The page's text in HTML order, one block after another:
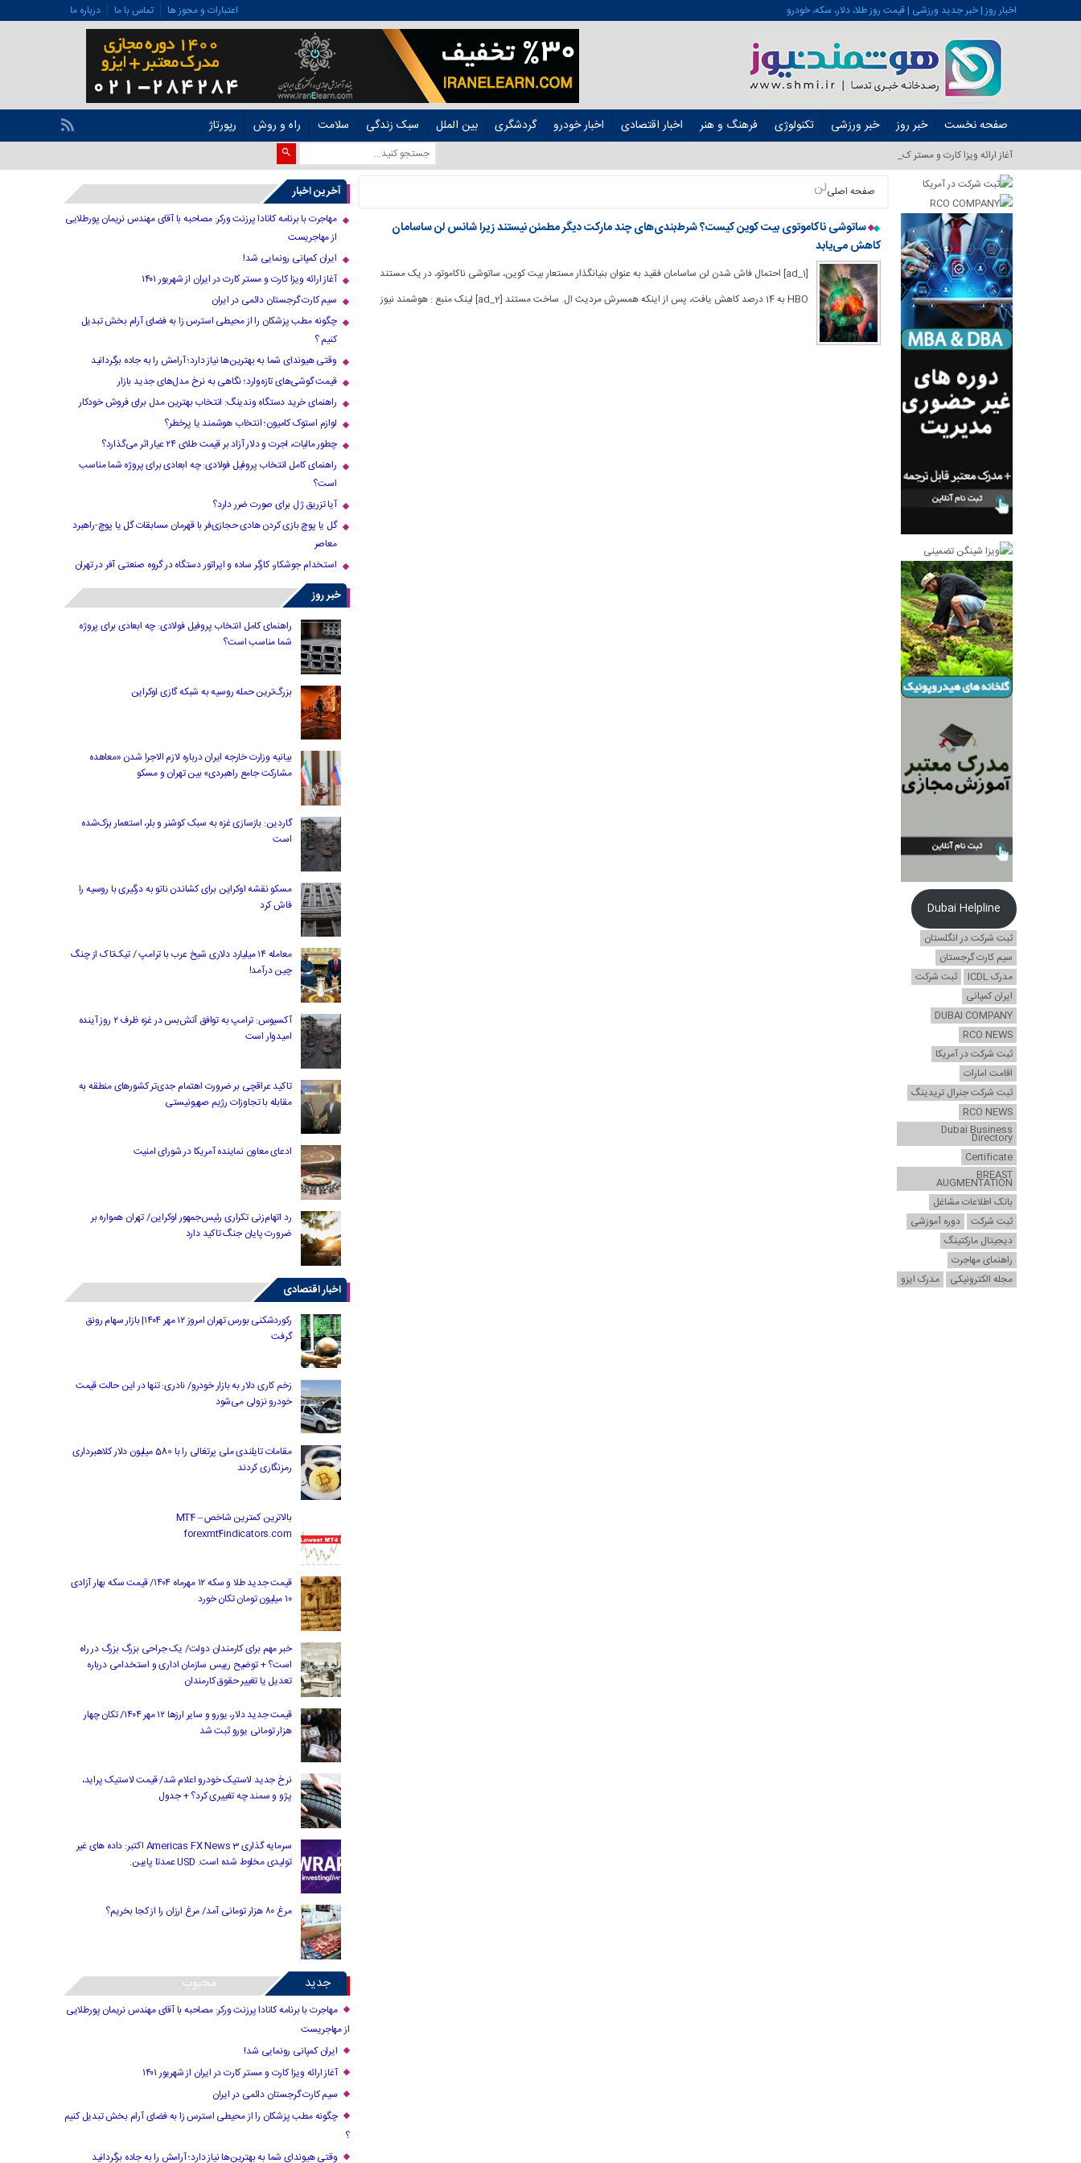
اخبار روز | خبر جدید ورزشی | قیمت روز طلا، دلار، سکه، خودرو اعتبارات و مجوز ها تماس با ما درباره ما
صفحه نخست خبر روز خبر ورزشی تکنولوژی فرهنگ و هنر اخبار اقتصادی اخبار خودرو گردشگری بین الملل سبک زندگی سلامت راه و روش رپورتاژ
آغاز ارائه ویزا کارت و مستر کارت در ایر_
صفحه اصلیلن
ساتوشی ناکاموتوی بیت کوین کیست؟ شرط‌بندی‌های چند مارکت دیگر مطمئن نیستند زیرا شانس لن ساسامان
کاهش می‌یابد
[ad_1] احتمال فاش شدن لن ساسامان فقید به عنوان بنیانگذار مستعار بیت کوین، ساتوشی ناکاموتو، در یک مستند
HBO به 14 درصد کاهش یافت، پس از اینکه همسرش مردیث ال. ساخت مستند [ad_2] لینک منبع : هوشمند نیوز
Dubai Helpline
ثبت شرکت در انگلستان
سیم کارت گرجستان
مدرک ICDL
ثبت شرکت
ایران کمپانی
DUBAI COMPANY
RCO NEWS
ثبت شرکت در آمریکا
اقامت امارات
ثبت شرکت جنرال تریدینگ
RCO NEWS
Dubai Business
Directory
Certificate
BREAST
AUGMENTATION
بانک اطلاعات مشاغل
ثبت شرکت
دوره آموزشی
دیجیتال مارکتینگ
راهنمای مهاجرت
مجله الکترونیکی
مدرک ایزو
آخرین اخبار
مهاجرت با برنامه کانادا پرزنت ورکر: مصاحبه با آقای مهندس نریمان پورطلایی
از مهاجریست
ایران کمپانی رونمایی شد!
آغاز ارائه ویزا کارت و مستر کارت در ایران از شهریور ۱۴۰۱
سیم کارت گرجستان دائمی در ایران
چگونه مطب پزشکان را از محیطی استرس زا به فضای آرام بخش تبدیل
کنیم ؟
وقتی هیوندای شما به بهترین‌ها نیاز دارد؛ آرامش را به جاده برگردانید
قیمت گوشی‌های تازه‌وارد؛ نگاهی به نرخ مدل‌های جدید بازار
راهنمای خرید دستگاه وندینگ: انتخاب بهترین مدل برای فروش خودکار
لوازم استوک کامیون؛ انتخاب هوشمند یا پرخطر؟
چطور مالیات، اجرت و دلار آزاد بر قیمت طلای ۲۴ عیار اثر می‌گذارد؟
راهنمای کامل انتخاب پروفیل فولادی: چه ابعادی برای پروژه شما مناسب
است؟
آیا تزریق ژل برای صورت ضرر دارد​؟
گل یا پوچ بازی کردن هادی حجازی‌فر با قهرمان مسابقات گل یا پوچ-راهبرد
معاصر
استخدام جوشکار، کارگر ساده و اپراتور دستگاه در گروه صنعتی آفر در تهران
خبر روز
راهنمای کامل انتخاب پروفیل فولادی: چه ابعادی برای پروژه
شما مناسب است؟
بزرگ‌ترین حمله روسیه به شبکه گازی اوکراین
بیانیه وزارت خارجه ایران درباره لازم‌ الاجرا شدن «معاهده
مشارکت جامع راهبردی» بین تهران و مسکو
گاردین: بازسازی غزه به سبک کوشنر و بلر، استعمار بزک‌شده
است
مسکو نقشه اوکراین برای کشاندن ناتو به درگیری با روسیه را
فاش کرد
معامله ۱۴ میلیارد دلاری شیخ عرب با ترامپ / تیک‌تاک از چنگ
چین درآمد!
آکسیوس: ترامپ به توافق آتش‌بس در غزه ظرف ۲ روز آینده
امیدوار است
تاکید عراقچی بر ضرورت اهتمام جدی‌تر کشورهای منطقه به
مقابله با تجاوزات رژیم صهیونیستی
ادعای معاون نماینده آمریکا در شورای امنیت
رد اتهام‌زنی تکراری رئیس‌جمهور اوکراین/ تهران همواره بر
ضرورت پایان جنگ تاکید دارد
اخبار اقتصادی
رکوردشکنی بورس تهران امروز ۱۲ مهر ۱۴۰۴| بازار سهام رونق
گرفت
زخم کاری دلار به بازار خودرو/ نادری: تنها در این حالت قیمت
خودرو نزولی می‌شود
مقامات تایلندی ملی پرتغالی را با 580 میلیون دلار کلاهبرداری
رمزنگاری کردند
بالاترین کمترین شاخص MT4 –
forexmt4indicators.com
قیمت جدید طلا و سکه ۱۲ مهرماه ۱۴۰۴/ قیمت سکه بهار آزادی
۱۰ میلیون تومان تکان خورد
خبر مهم برای کارمندان دولت/ یک جراحی بزرگ بزرگ در راه
است؟ + توضیح رییس سازمان اداری و استخدامی درباره
تعدیل یا تغییر حقوق کارمندان
قیمت جدید دلار، یورو و سایر ارزها ۱۲ مهر ۱۴۰۴/ تکان چهار
هزار تومانی یورو ثبت شد
نرخ جدید لاستیک خودرو اعلام شد/ قیمت لاستیک پراید،
پژو و سمند چه تغییری کرد؟ + جدول
سرمایه گذاری Americas FX News 3 اکتبر: داده های غیر
تولیدی مخلوط شده است. USD عمدتا پایین.
مرغ ۸۰ هزار تومانی آمد/ مرغ ارزان را از کجا بخریم؟
جدید محبوب
مهاجرت با برنامه کانادا پرزنت ورکر: مصاحبه با آقای مهندس نریمان پورطلایی
از مهاجریست
ایران کمپانی رونمایی شد!
آغاز ارائه ویزا کارت و مستر کارت در ایران از شهریور ۱۴۰۱
سیم کارت گرجستان دائمی در ایران
چگونه مطب پزشکان را از محیطی استرس زا به فضای آرام بخش تبدیل کنیم
؟
وقتی هیوندای شما به بهترین‌ها نیاز دارد؛ آرامش را به جاده برگردانید